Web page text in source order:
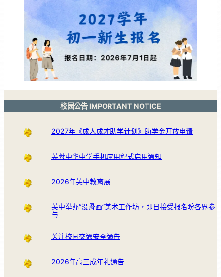
校园公告 IMPORTANT NOTICE
2027年《成人成才助学计划》助学金开放申请
芙蓉中华中学手机应用程式启用通知
2026年芙中教育展
芙中举办“没骨画”美术工作坊，即日接受报名盼各界参
与
关注校园交通安全通告
2026年高三成年礼通告